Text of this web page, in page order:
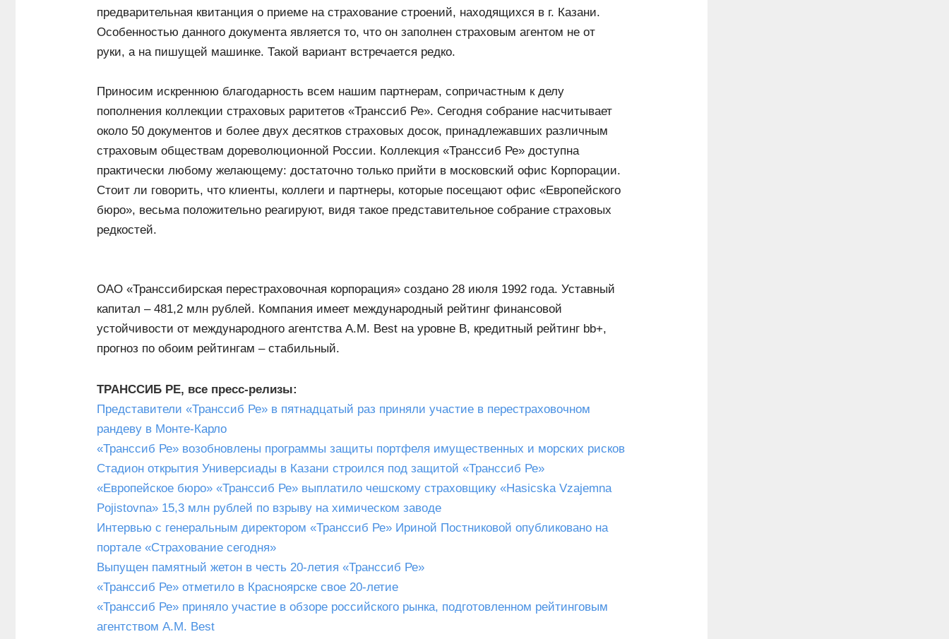
предварительная квитанция о приеме на страхование строений, находящихся в г. Казани.
Особенностью данного документа является то, что он заполнен страховым агентом не от
руки, а на пишущей машинке. Такой вариант встречается редко.
Приносим искреннюю благодарность всем нашим партнерам, сопричастным к делу
пополнения коллекции страховых раритетов «Транссиб Ре». Сегодня собрание насчитывает
около 50 документов и более двух десятков страховых досок, принадлежавших различным
страховым обществам дореволюционной России. Коллекция «Транссиб Ре» доступна
практически любому желающему: достаточно только прийти в московский офис Корпорации.
Стоит ли говорить, что клиенты, коллеги и партнеры, которые посещают офис «Европейского
бюро», весьма положительно реагируют, видя такое представительное собрание страховых
редкостей.
ОАО «Транссибирская перестраховочная корпорация» создано 28 июля 1992 года. Уставный
капитал – 481,2 млн рублей. Компания имеет международный рейтинг финансовой
устойчивости от международного агентства A.M. Best на уровне B, кредитный рейтинг bb+,
прогноз по обоим рейтингам – стабильный.
ТРАНССИБ РЕ, все пресс-релизы:
Представители «Транссиб Ре» в пятнадцатый раз приняли участие в перестраховочном
рандеву в Монте-Карло
«Транссиб Ре» возобновлены программы защиты портфеля имущественных и морских рисков
Стадион открытия Универсиады в Казани строился под защитой «Транссиб Ре»
«Европейское бюро» «Транссиб Ре» выплатило чешскому страховщику «Hasicska Vzajemna
Pojistovna» 15,3 млн рублей по взрыву на химическом заводе
Интервью с генеральным директором «Транссиб Ре» Ириной Постниковой опубликовано на
портале «Страхование сегодня»
Выпущен памятный жетон в честь 20-летия «Транссиб Ре»
«Транссиб Ре» отметило в Красноярске свое 20-летие
«Транссиб Ре» приняло участие в обзоре российского рынка, подготовленном рейтинговым
агентством A.M. Best